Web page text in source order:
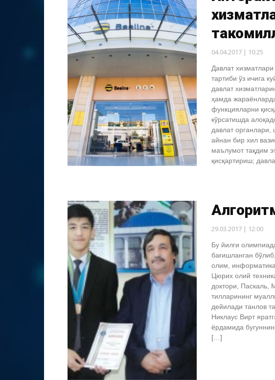
04.04.2017 | 10:25
Давлат
тартиби ўз ичига
давлат
ҳамда
функцияларни
кўрсатишда
давлат органлари,
айнан бир хил
маълумот тақдим
қисқартириш;
29.03.2017 | 12:00
Бу йилги
бағишланган
олим, информатика
Цюрих олий
доктори, Паскаль,
тилларининг
дейилади танлов
Никлаус Вирт
ёрдамида
[…]